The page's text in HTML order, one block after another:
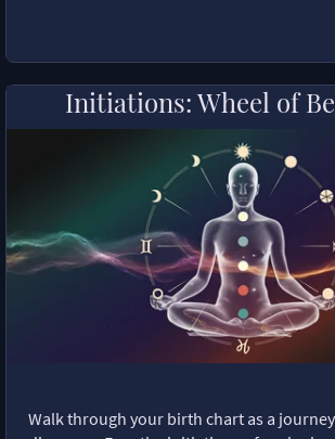
Initiations: Wheel of
Walk through your birth chart as a